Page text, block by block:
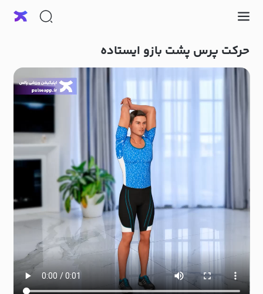
حرکت پرس پشت بازو ایستاده